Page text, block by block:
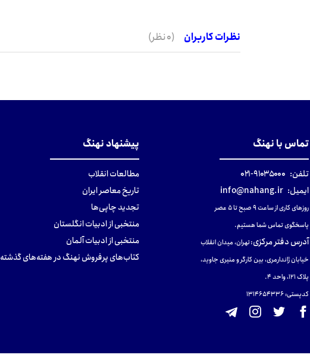
نظرات کاربران (0 نظر)
تماس با نهنگ
تلفن: ۹۱۰۳۵۰۰۰-۰۲۱
ایمیل: info@nahang.ir
روزهای کاری از ساعت ۹ صبح تا ۵ عصر
پاسخگوی تماس شما هستیم.
آدرس دفتر مرکزی:تهران، میدان انقلاب
خیابان ژاندارمری، بین کارگر و منیری جاوید،
پلاک 121، واحد ۴.
کدپستی: 131465433۶
پیشنهاد نهنگ
مطالعات انقلاب
تاریخ معاصر ایران
تجدید چاپی‌ها
منتخبی از ادبیات انگلستان
منتخبی از ادبیات آلمان
کتاب‌های پرفروش نهنگ در هفته‌های گذشته